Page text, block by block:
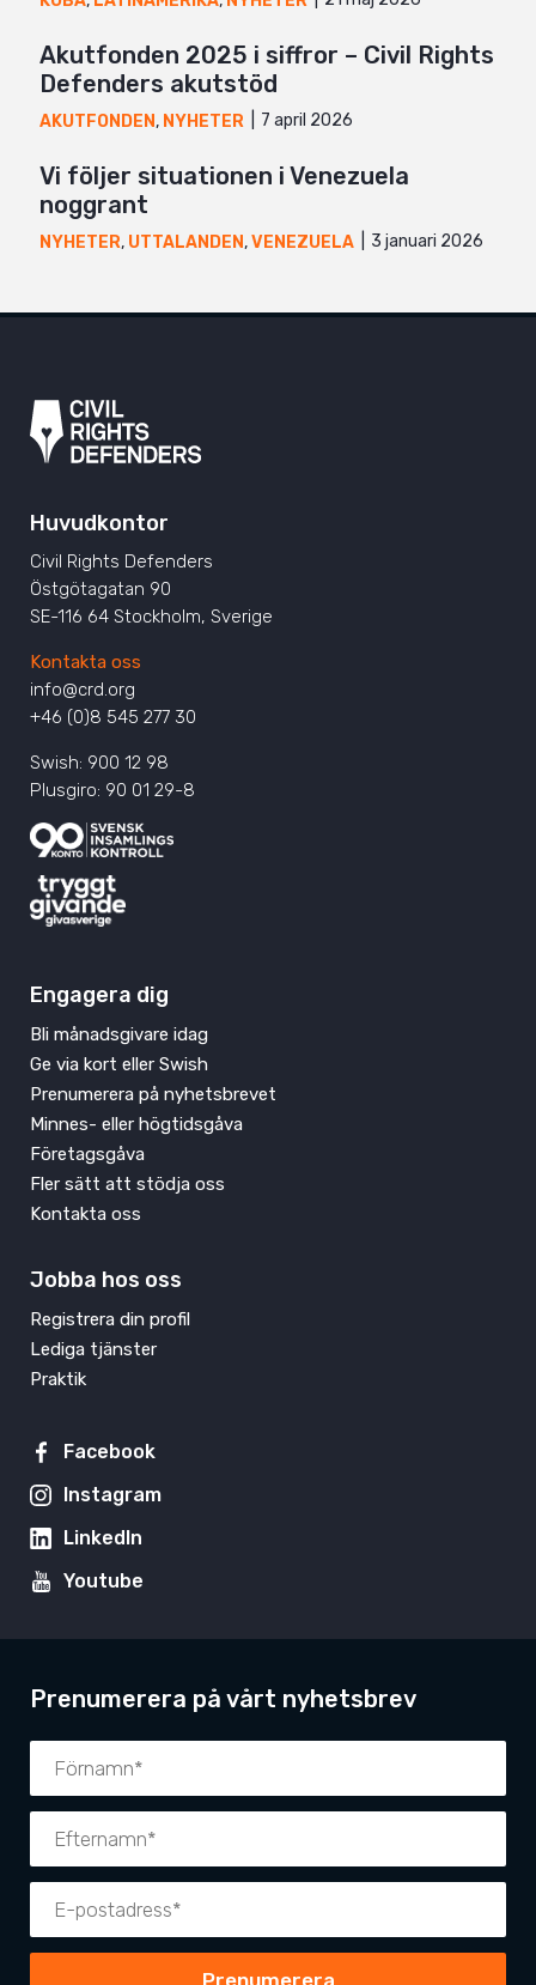
Akutfonden 2025 i siffror – Civil Rights
Defenders akutstöd
AKUTFONDEN, NYHETER 7 april 2026
Vi följer situationen i Venezuela
noggrant
NYHETER, UTTALANDEN,VENEZUELA 3 januari 2026
Huvudkontor
Civil Rights Defenders
Östgötagatan 90
SE-116 64 Stockholm, Sverige
Kontakta oss
info@crd.org
+46 (0)8 545 277 30
Swish: 900 12 98
Plusgiro: 90 01 29-8
Engagera dig
Bli månadsgivare idag
Ge via kort eller Swish
Prenumerera på nyhetsbrevet
Minnes- eller högtidsgåva
Företagsgåva
Fler sätt att stödja oss
Kontakta oss
Jobba hos oss
Registrera din profil
Lediga tjänster
Praktik
Facebook
Instagram
LinkedIn
Youtube
Prenumerera på vårt nyhetsbrev